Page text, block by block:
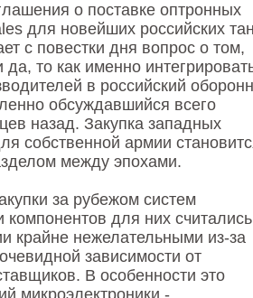
о поставке оптронных
для новейших российских
с повестки дня вопрос о том,
да, то как именно
в российский
обсуждавшийся всего
назад. Закупка западных
собственной армии
между эпохами.
за рубежом систем
компонентов для них
крайне нежелательными из-за
зависимости от
В особенности это